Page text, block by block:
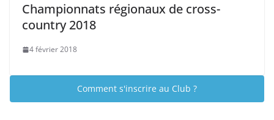
Championnats régionaux de cross-
country 2018
4 février 2018
Comment s'inscrire au Club ?